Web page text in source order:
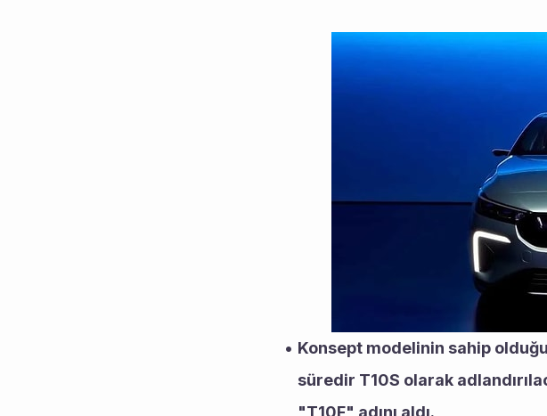
Konsept modelinin sahip
süredir T10S olarak
"T10F" adını aldı.